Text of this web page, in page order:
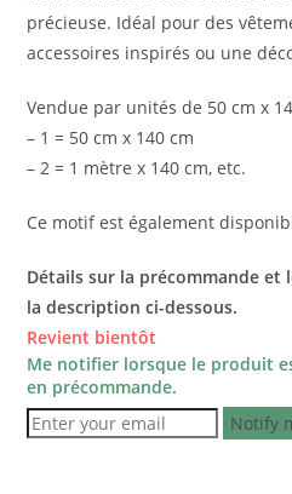
précieuse. Idéal pour des
accessoires inspirés ou une
Vendue par unités de 50 cm x
– 1 = 50 cm x 140 cm
– 2 = 1 mètre x 140 cm, etc.
Ce motif est également
Détails sur la précommande et
la description ci-dessous.
Revient bientôt
Me notifier lorsque le produit
en précommande.
Notify